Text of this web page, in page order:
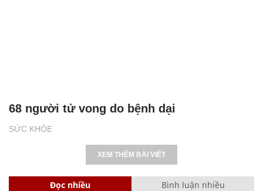
SỨC KHỎE
68 người tử vong do bệnh dại
XEM THÊM BÀI VIẾT
Đọc nhiều Bình luận nhiều